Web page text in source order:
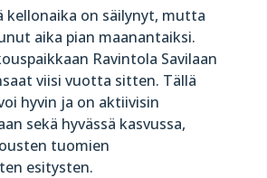
kellonaika on säilynyt, mutta
aika pian maanantaiksi.
Ravintola Savilaan
viisi vuotta sitten. Tällä
hyvin ja on aktiivisin
sekä hyvässä kasvussa,
tuomien
esitysten.